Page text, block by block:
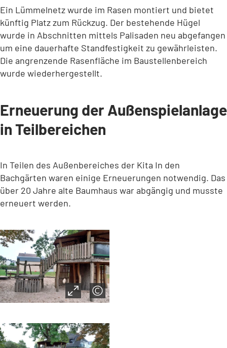
Ein Lümmelnetz wurde im Rasen montiert und bietet
künftig Platz zum Rückzug. Der bestehende Hügel
wurde in Abschnitten mittels Palisaden neu abgefangen
um eine dauerhafte Standfestigkeit zu gewährleisten.
Die angrenzende Rasenfläche im Baustellenbereich
wurde wiederhergestellt.
Erneuerung der Außenspielanlage
in Teilbereichen
In Teilen des Außenbereiches der Kita In den
Bachgärten waren einige Erneuerungen notwendig. Das
über 20 Jahre alte Baumhaus war abgängig und musste
erneuert werden.